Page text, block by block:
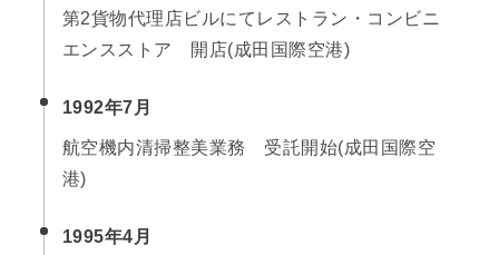
第2貨物代理店ビルにてレストラン・コンビニ
エンスストア 開店(成田国際空港)
1992年7月
航空機内清掃整美業務 受託開始(成田国際空
港)
1995年4月